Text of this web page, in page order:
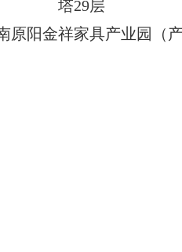
塔29层
原阳金祥家具产业园（